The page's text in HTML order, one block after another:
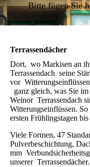
Bitte fügen Sie
Terrassendächer
Dort, wo Markisen an
Terrassendach seine
vor
ganz gleich, was Sie
Weinor Terrassendach
Witterungseinflüssen.
ersten Frühlingstagen
Viele Formen, 47
Pulverbeschichtung,
mm
unserer Terrassendächer.